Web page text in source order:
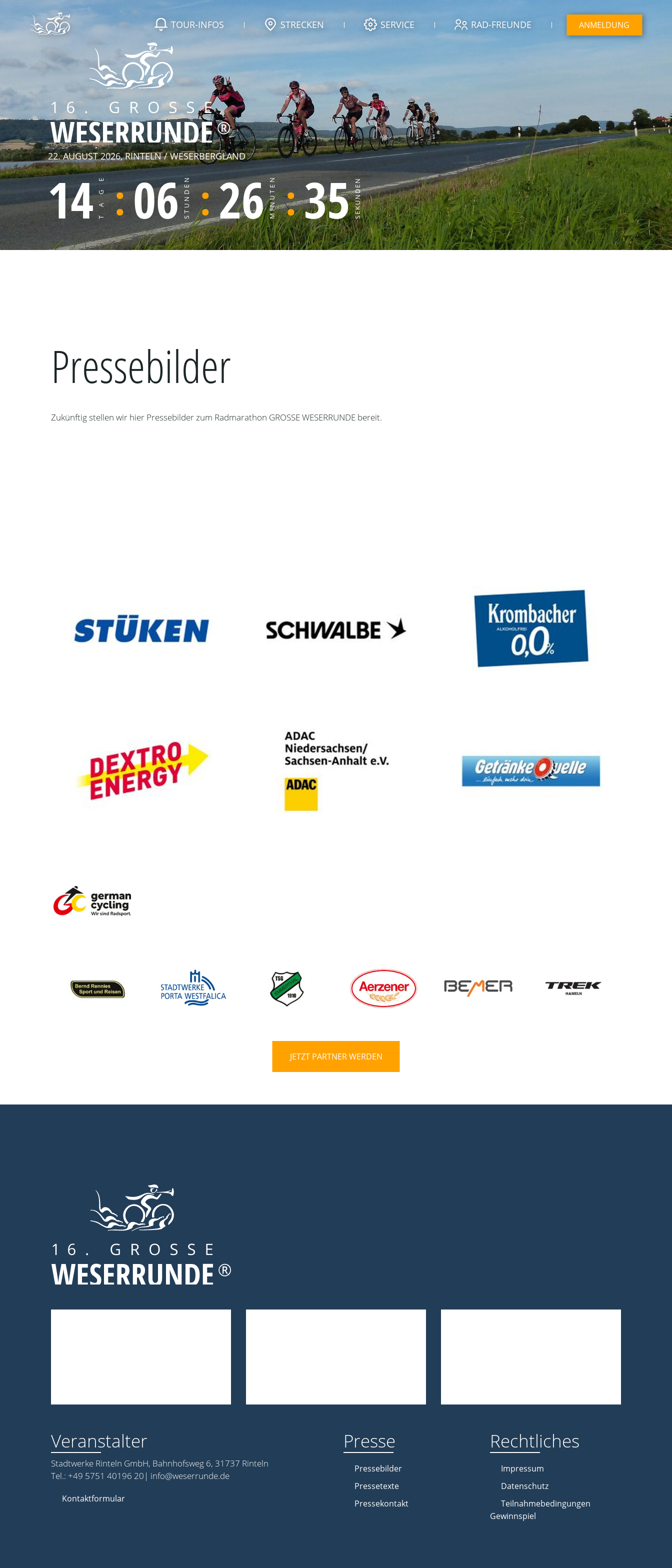
ANMELDUNG
TOUR-INFOS STRECKEN SERVICE RAD-FREUNDE
22. AUGUST 2026, RINTELN / WESERBERGLAND
14TAGE 06STUNDEN 26MINUTEN 34SEKUNDEN
Pressebilder
Zukünftig stellen wir hier Pressebilder zum Radmarathon GROSSE WESERRUNDE bereit.
JETZT PARTNER WERDEN
Veranstalter
Stadtwerke Rinteln GmbH, Bahnhofsweg 6, 31737 Rinteln
Tel.: +49 5751 40196 20| info@weserrunde.de
Kontaktformular
Presse
Pressebilder
Pressetexte
Pressekontakt
Rechtliches
Impressum
Datenschutz
Teilnahmebedingungen
Gewinnspiel